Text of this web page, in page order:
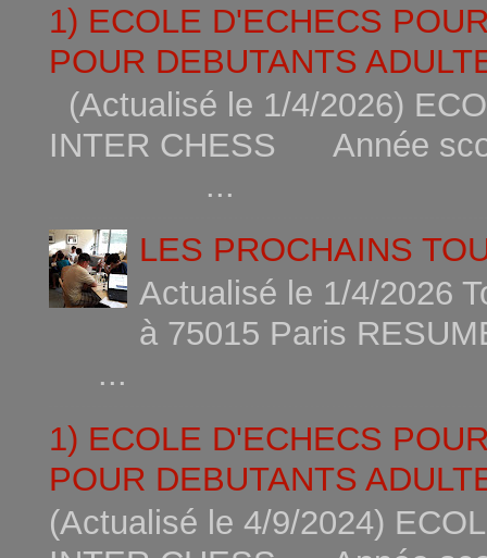
1) ECOLE D'ECHECS
POUR DEBUTANTS
(Actualisé le 1/4/2026)
INTER CHESS Année
...
LES PROCHAINS
Actualisé le 1/4/2026
à 75015
...
1) ECOLE D'ECHECS
POUR DEBUTANTS
(Actualisé le 4/9/2024)